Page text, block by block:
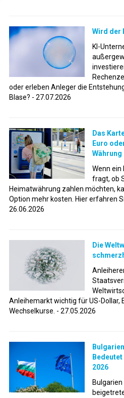
Wird der
KI-
oder erleben Anleger die
Blase? - 27.07.2026
Das
Euro
Währung
Wenn ein
fragt, ob
Heimatwährung zahlen möchten,
Option mehr kosten. Hier erfahren
26.06.2026
Die
Anleihemarkt wichtig für US-Dollar,
Wechselkurse. - 27.05.2026
2026